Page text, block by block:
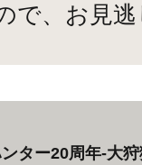
で、お見
ター20周年-大